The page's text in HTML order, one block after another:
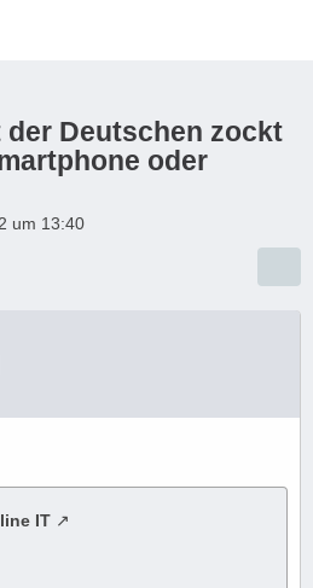
Deutschen zockt
oder
um 13:40
IT